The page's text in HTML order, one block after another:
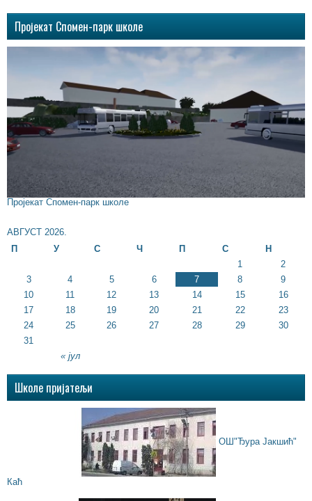
Пројекат Спомен-парк школе
Пројекат Спомен-парк школе
АВГУСТ 2026.
П
У С Ч П С Н
« јул
1
2
3
4 5 6 7 8
9
10
11 12 13 14 15
16
17
18 19 20 21 22
23
24
25 26 27 28 29
30
31
Школе пријатељи
ОШ"Ђура Јакшић"
Каћ